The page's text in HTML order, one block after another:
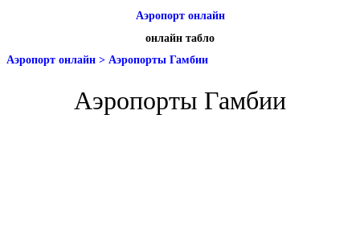
Аэропорт онлайн
онлайн табло
Аэропорт онлайн > Аэропорты Гамбии
Аэропорты Гамбии